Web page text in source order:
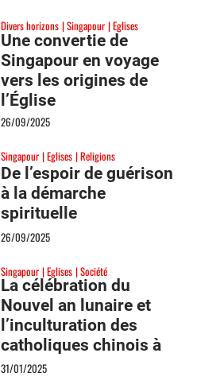
Divers horizons Singapour Eglises
Une convertie de
Singapour en voyage
vers les origines de
l’Église
26/09/2025
Singapour Eglises Religions
De l’espoir de guérison
à la démarche
spirituelle
26/09/2025
Singapour Eglises Société
La célébration du
Nouvel an lunaire et
l’inculturation des
catholiques chinois à
Singapour
31/01/2025